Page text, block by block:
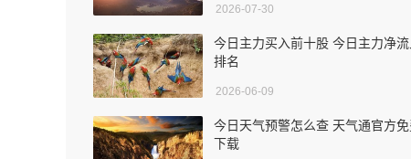
2026-07-30
今日主力买入前十股 今日主力净流
排名
2026-06-09
今日天气预警怎么查 天气通官方免
下载